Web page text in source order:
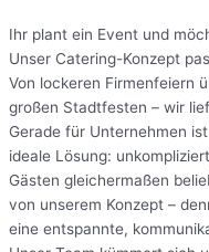
Ihr plant ein Event und
Unser Catering-Konzept
Von lockeren Firmenfeiern
großen Stadtfesten – wir
Gerade für Unternehmen
ideale Lösung:
Gästen gleichermaßen
von unserem Konzept –
eine entspannte,